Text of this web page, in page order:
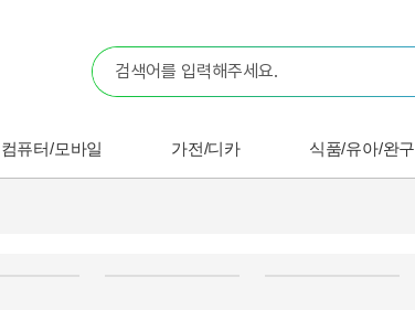
컴퓨터/모바일 가전/디카 식품/유아/완구